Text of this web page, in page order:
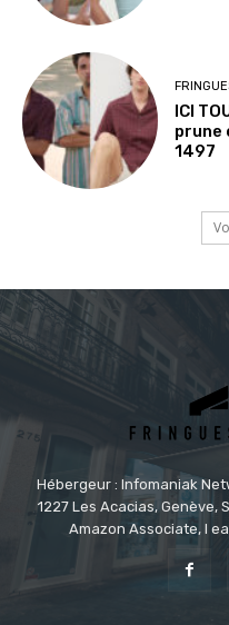
ICI
prune
1497
Hébergeur : Infomaniak
1227 Les Acacias, Genève,
Amazon Associate, I